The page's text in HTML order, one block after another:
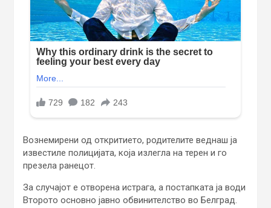
Вознемирени од откритието, родителите веднаш ја
известиле полицијата, која излегла на терен и го
презела ранецот.
За случајот е отворена истрага, а постапката ја води
Второто основно јавно обвинителство во Белград.